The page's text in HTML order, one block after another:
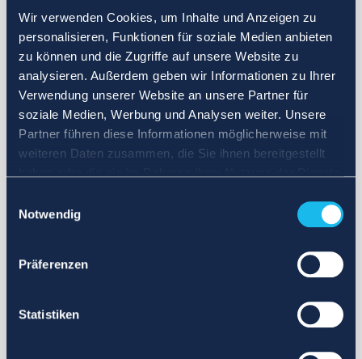
Wir verwenden Cookies, um Inhalte und Anzeigen zu
personalisieren, Funktionen für soziale Medien anbieten
zu können und die Zugriffe auf unsere Website zu
analysieren. Außerdem geben wir Informationen zu Ihrer
Verwendung unserer Website an unsere Partner für
soziale Medien, Werbung und Analysen weiter. Unsere
Partner führen diese Informationen möglicherweise mit
weiteren Daten zusammen, die Sie ihnen bereitgestellt
Notwendig
Präferenzen
Statistiken